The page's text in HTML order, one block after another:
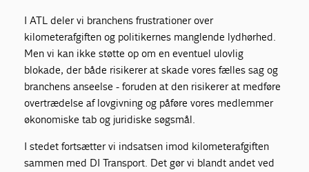
I ATL deler vi branchens frustrationer over
kilometerafgiften og politikernes manglende lydhørhed.
Men vi kan ikke støtte op om en eventuel ulovlig
blokade, der både risikerer at skade vores fælles sag og
branchens anseelse - foruden at den risikerer at medføre
overtrædelse af lovgivning og påføre vores medlemmer
økonomiske tab og juridiske søgsmål.
I stedet fortsætter vi indsatsen imod kilometerafgiften
sammen med DI Transport. Det gør vi blandt andet ved